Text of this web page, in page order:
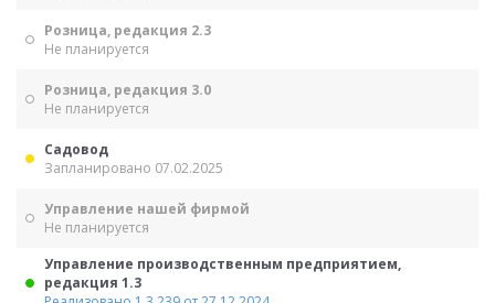
Розница, редакция 2.3
Не планируется
Розница, редакция 3.0
Не планируется
Садовод
Запланировано 07.02.2025
Управление нашей фирмой
Не планируется
Управление производственным предприятием,
редакция 1.3